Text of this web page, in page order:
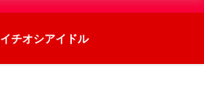
イチオシアイドル